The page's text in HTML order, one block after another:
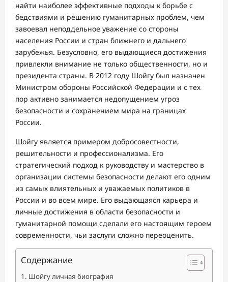
найти наиболее эффективные подходы к борьбе с
бедствиями и решению гуманитарных проблем, чем
завоевал неподдельное уважение со стороны
населения России и стран ближнего и дальнего
зарубежья. Безусловно, его выдающиеся достижения
привлекли внимание не только общественности, но и
президента страны. В 2012 году Шойгу был назначен
Министром обороны Российской Федерации и с тех
пор активно занимается недопущением угроз
безопасности и сохранением мира на границах
России.
Шойгу является примером добросовестности,
решительности и профессионализма. Его
стратегический подход к руководству и мастерство в
организации системы безопасности делают его одним
из самых влиятельных и уважаемых политиков в
России и во всем мире. Его выдающаяся карьера и
личные достижения в области безопасности и
гуманитарной помощи сделали его настоящим героем
современности, чьи заслуги сложно переоценить.
Содержание
Шойгу личная биография